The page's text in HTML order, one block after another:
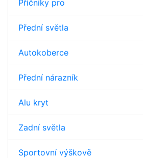
Příčníky pro
Přední světla
Autokoberce
Přední nárazník
Alu kryt
Zadní světla
Sportovní výškově